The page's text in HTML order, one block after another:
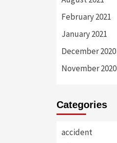
February 2021
January 2021
December 2020
November 2020
Categories
accident